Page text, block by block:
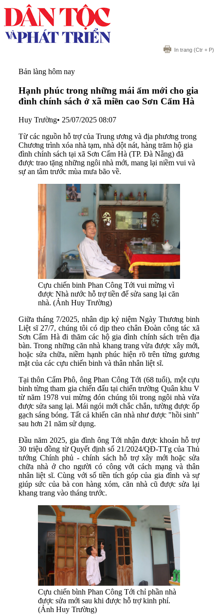
In trang (Ctr + P)
Bản làng hôm nay
Hạnh phúc trong những mái ấm mới cho gia
đình chính sách ở xã miền cao Sơn Cẩm Hà
Huy Trường• 25/07/2025 08:07
Từ các nguồn hỗ trợ của Trung ương và địa phương trong
Chương trình xóa nhà tạm, nhà dột nát, hàng trăm hộ gia
đình chính sách tại xã Sơn Cẩm Hà (TP. Đà Nẵng) đã
được trao tặng những ngôi nhà mới, mang lại niềm vui và
sự an tâm trước mùa mưa bão về.
Cựu chiến binh Phan Công Tới vui mừng vì
được Nhà nước hỗ trợ tiền để sửa sang lại căn
nhà. (Ảnh Huy Trường)
Giữa tháng 7/2025, nhân dịp kỷ niệm Ngày Thương binh
Liệt sĩ 27/7, chúng tôi có dịp theo chân Đoàn công tác xã
Sơn Cẩm Hà đi thăm các hộ gia đình chính sách trên địa
bàn. Trong những căn nhà khang trang vừa được xây mới,
hoặc sửa chữa, niềm hạnh phúc hiện rõ trên từng gương
mặt của các cựu chiến binh và thân nhân liệt sĩ.
Tại thôn Cẩm Phô, ông Phan Công Tới (68 tuổi), một cựu
binh từng tham gia chiến đấu tại chiến trường Quân khu V
từ năm 1978 vui mừng đón chúng tôi trong ngôi nhà vừa
được sửa sang lại. Mái ngói mới chắc chắn, tường được ốp
gạch sáng bóng. Tất cả khiến căn nhà như được "hồi sinh"
sau hơn 21 năm sử dụng.
Đầu năm 2025, gia đình ông Tới nhận được khoản hỗ trợ
30 triệu đồng từ Quyết định số 21/2024/QĐ-TTg của Thủ
tướng Chính phủ - chính sách hỗ trợ xây mới hoặc sửa
chữa nhà ở cho người có công với cách mạng và thân
nhân liệt sĩ. Cùng với số tiền tích góp của gia đình và sự
giúp sức của bà con hàng xóm, căn nhà cũ được sửa lại
khang trang vào tháng trước.
Cựu chiến bình Phan Công Tới chỉ phần nhà
được sửa mới sau khi được hỗ trợ kinh phí.
(Ảnh Huy Trường)